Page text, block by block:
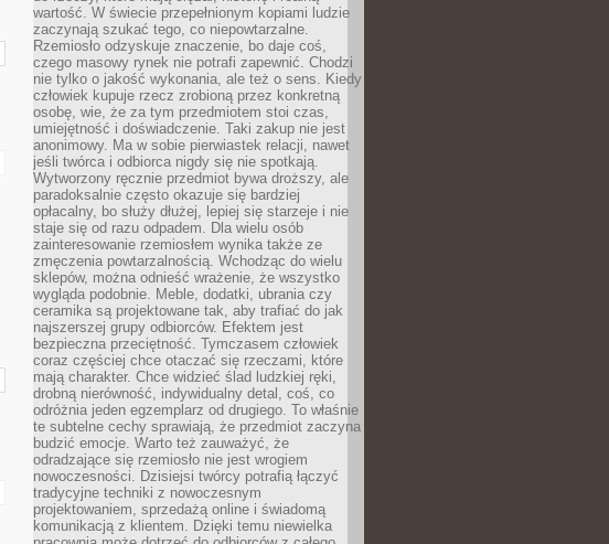
wartość. W świecie przepełnionym kopiami ludzie
zaczynają szukać tego, co niepowtarzalne.
Rzemiosło odzyskuje znaczenie, bo daje coś,
czego masowy rynek nie potrafi zapewnić. Chodzi
nie tylko o jakość wykonania, ale też o sens. Kiedy
człowiek kupuje rzecz zrobioną przez konkretną
osobę, wie, że za tym przedmiotem stoi czas,
umiejętność i doświadczenie. Taki zakup nie jest
anonimowy. Ma w sobie pierwiastek relacji, nawet
jeśli twórca i odbiorca nigdy się nie spotkają.
Wytworzony ręcznie przedmiot bywa droższy, ale
paradoksalnie często okazuje się bardziej
opłacalny, bo służy dłużej, lepiej się starzeje i nie
staje się od razu odpadem. Dla wielu osób
zainteresowanie rzemiosłem wynika także ze
zmęczenia powtarzalnością. Wchodząc do wielu
sklepów, można odnieść wrażenie, że wszystko
wygląda podobnie. Meble, dodatki, ubrania czy
ceramika są projektowane tak, aby trafiać do jak
najszerszej grupy odbiorców. Efektem jest
bezpieczna przeciętność. Tymczasem człowiek
coraz częściej chce otaczać się rzeczami, które
mają charakter. Chce widzieć ślad ludzkiej ręki,
drobną nierówność, indywidualny detal, coś, co
odróżnia jeden egzemplarz od drugiego. To właśnie
te subtelne cechy sprawiają, że przedmiot zaczyna
budzić emocje. Warto też zauważyć, że
odradzające się rzemiosło nie jest wrogiem
nowoczesności. Dzisiejsi twórcy potrafią łączyć
tradycyjne techniki z nowoczesnym
projektowaniem, sprzedażą online i świadomą
komunikacją z klientem. Dzięki temu niewielka